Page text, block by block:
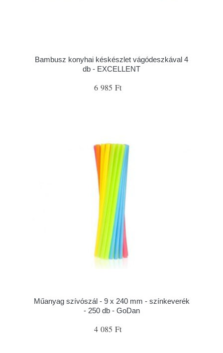
Bambusz konyhai késkészlet vágódeszkával 4
db - EXCELLENT
6 985 Ft
Műanyag szívószál - 9 x 240 mm - színkeverék
- 250 db - GoDan
4 085 Ft